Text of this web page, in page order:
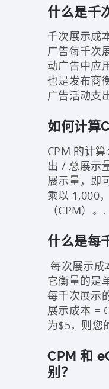
什么是千
千次展示成
广告每千次
动广告中应
也是发布商
广告活动支
如何计算
CPM 的计
出 / 总展示
展示量，即
乘以 1,000
（CPM）。.
什么是每
每次展示成
它衡量的是
每千次展示
展示成本 =
为$5，则您
CPM 和
别？